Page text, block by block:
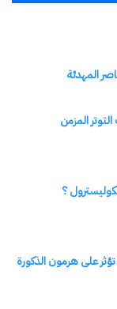
الموسم
المتخصصة
من بينها:
بمنظور وطني
العالمية.
المصري.
الرقمي.
التعليم
المهدئة
المزمن
؟
على هرمون الذكورة